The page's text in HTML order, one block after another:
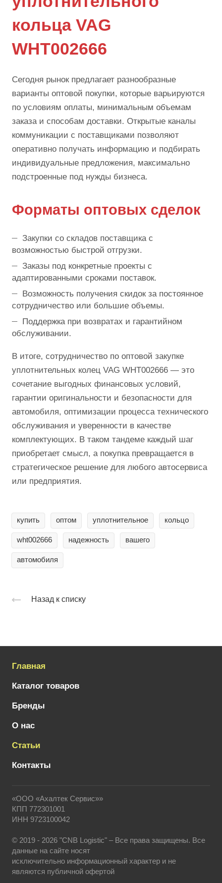
кольца VAG
WHT002666
Сегодня рынок предлагает разнообразные
варианты оптовой покупки, которые варьируются
по условиям оплаты, минимальным объемам
заказа и способам доставки. Открытые каналы
коммуникации с поставщиками позволяют
оперативно получать информацию и подбирать
индивидуальные предложения, максимально
подстроенные под нужды бизнеса.
Форматы оптовых сделок
Закупки со складов поставщика с
возможностью быстрой отгрузки.
Заказы под конкретные проекты с
адаптированными сроками поставок.
Возможность получения скидок за постоянное
сотрудничество или большие объемы.
Поддержка при возвратах и гарантийном
обслуживании.
В итоге, сотрудничество по оптовой закупке
уплотнительных колец VAG WHT002666 — это
сочетание выгодных финансовых условий,
гарантии оригинальности и безопасности для
автомобиля, оптимизации процесса технического
обслуживания и уверенности в качестве
комплектующих. В таком тандеме каждый шаг
приобретает смысл, а покупка превращается в
стратегическое решение для любого автосервиса
или предприятия.
купить оптом уплотнительное кольцо
wht002666 надежность вашего
автомобиля
Назад к списку
Главная
Каталог товаров
Бренды
О нас
Статьи
Контакты
«ООО «Ахалтек Сервис»»
КПП 772301001
ИНН 9723100042
© 2019 - 2026 "CNB Logistic" – Все права защищены. Все
данные на сайте носят
исключительно информационный характер и не
являются публичной офертой